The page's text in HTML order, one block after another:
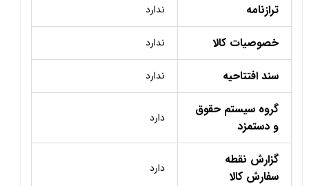
ترازنامه ندارد
خصوصیات کالا ندارد
سند افتتاحیه ندارد
گروه سیستم حقوق
و دستمزد
دارد
گزارش نقطه
سفارش کالا
دارد